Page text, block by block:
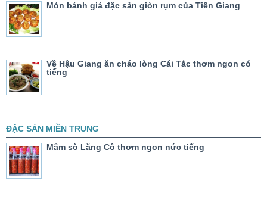
Món bánh giá đặc sản giòn rụm của Tiền Giang
Về Hậu Giang ăn cháo lòng Cái Tắc thơm ngon có
tiếng
ĐẶC SẢN MIỀN TRUNG
Mắm sò Lăng Cô thơm ngon nức tiếng